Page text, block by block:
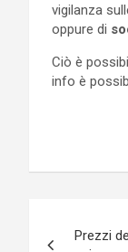
vigilanza
oppure di
Ciò è
info è
Prezzi